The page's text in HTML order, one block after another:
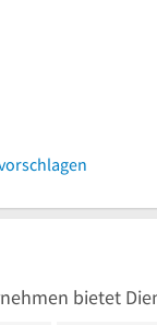
bietet